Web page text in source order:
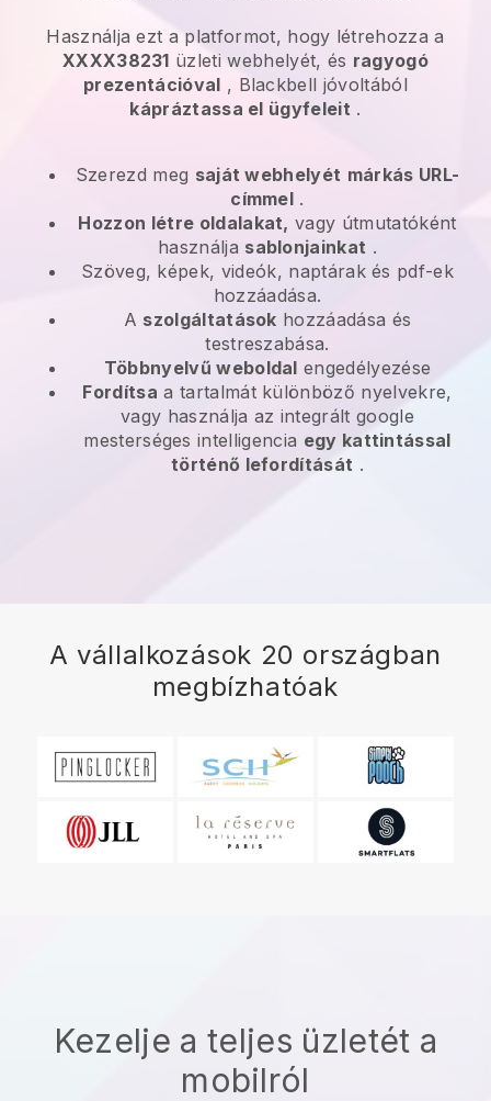
Használja ezt a platformot, hogy létrehozza a
XXXX38231 üzleti webhelyét, és ragyogó
prezentációval , Blackbell jóvoltából
kápráztassa el ügyfeleit .
Szerezd meg saját webhelyét márkás URL-
címmel .
Hozzon létre oldalakat, vagy útmutatóként
használja sablonjainkat .
Szöveg, képek, videók, naptárak és pdf-ek
hozzáadása.
A szolgáltatások hozzáadása és
testreszabása.
Többnyelvű weboldal engedélyezése
Fordítsa a tartalmát különböző nyelvekre,
vagy használja az integrált google
mesterséges intelligencia egy kattintással
történő lefordítását .
A vállalkozások 20 országban
megbízhatóak
Kezelje a teljes üzletét a
mobilról